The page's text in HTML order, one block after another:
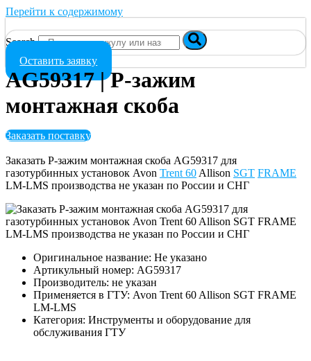
Перейти к содержимому
Search
Оставить заявку
AG59317 | P-зажим
монтажная скоба
Заказать поставку
Заказать P-зажим монтажная скоба AG59317 для
газотурбинных установок Avon Trent 60 Allison SGT FRAME
LM-LMS производства не указан по России и СНГ
Оригинальное название: Не указано
Артикульный номер: AG59317
Производитель: не указан
Применяется в ГТУ: Avon Trent 60 Allison SGT FRAME
LM-LMS
Категория: Инструменты и оборудование для
обслуживания ГТУ